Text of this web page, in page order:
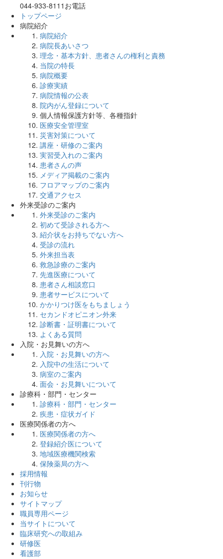
044-933-8111 お電話
トップページ
病院紹介
病院紹介
病院長あいさつ
理念・基本方針、患者さんの権利と責務
当院の特長
病院概要
診療実績
病院情報の公表
院内がん登録について
個人情報保護方針等、各種指針
医療安全管理室
災害対策について
講座・研修のご案内
実習受入れのご案内
患者さんの声
メディア掲載のご案内
フロアマップのご案内
交通アクセス
外来受診のご案内
外来受診のご案内
初めて受診される方へ
紹介状をお持ちでない方へ
受診の流れ
外来担当表
救急診療のご案内
先進医療について
患者さん相談窓口
患者サービスについて
かかりつけ医をもちましょう
セカンドオピニオン外来
診断書・証明書について
よくある質問
入院・お見舞いの方へ
入院・お見舞いの方へ
入院中の生活について
病室のご案内
面会・お見舞いについて
診療科・部門・センター
診療科・部門・センター
疾患・症状ガイド
医療関係者の方へ
医療関係者の方へ
登録紹介医について
地域医療機関検索
保険薬局の方へ
採用情報
刊行物
お知らせ
サイトマップ
職員専用ページ
当サイトについて
臨床研究への取組み
研修医
看護部